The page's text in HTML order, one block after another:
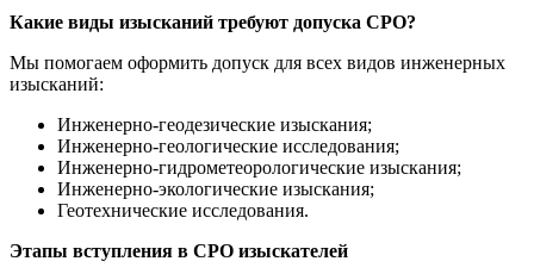
Какие виды изысканий требуют допуска СРО?
Мы помогаем оформить допуск для всех видов инженерных
изысканий:
Инженерно-геодезические изыскания;
Инженерно-геологические исследования;
Инженерно-гидрометеорологические изыскания;
Инженерно-экологические изыскания;
Геотехнические исследования.
Этапы вступления в СРО изыскателей